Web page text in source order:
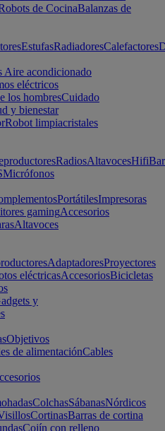
de CocinaBalanzas de
EstufasRadiadoresCalefactores
Aire acondicionado
eléctricos
los hombresCuidado
y bienestar
Robot limpiacristales
RadiosAltavocesHifi
Micrófonos
PortátilesImpresoras
gamingAccesorios
Altavoces
AdaptadoresProyectores
eléctricasAccesoriosBicicletas
y
Objetivos
de alimentaciónCables
ColchasSábanasNórdicos
CortinasBarras de cortina
Cojín con relleno